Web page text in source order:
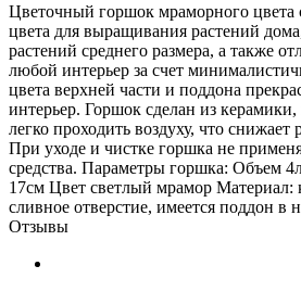
Цветочный горшок мраморного цвета
цвета для выращивания растений
растений среднего размера, а также
любой интерьер за счет
цвета верхней части и поддона
интерьер. Горшок сделан из керамики,
легко проходить воздуху, что снижает
При уходе и чистке горшка не
средства. Параметры горшка: Объем
17см Цвет светлый мрамор Материал:
сливное отверстие, имеется поддон в
Отзывы